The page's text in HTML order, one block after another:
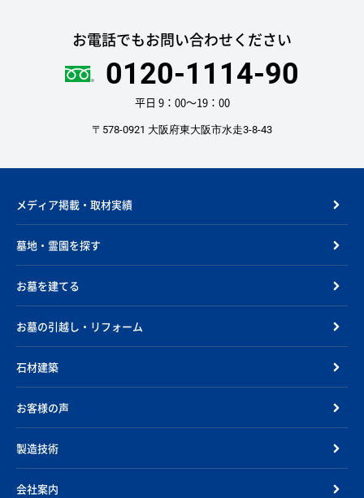
お電話でもお問い合わせください
0120-1114-90
平日 9：00〜19：00
〒578-0921 大阪府東大阪市水走3-8-43
メディア掲載・取材実績
墓地・霊園を探す
お墓を建てる
お墓の引越し・リフォーム
石材建築
お客様の声
製造技術
会社案内